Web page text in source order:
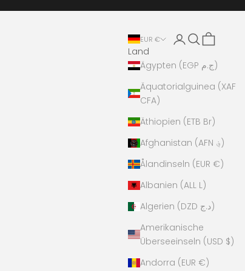
EUR €
Land
Ägypten (EGP ج.م)
Äquatorialguinea (XAF
CFA)
Äthiopien (ETB Br)
Afghanistan (AFN ؋)
Ålandinseln (EUR €)
Albanien (ALL L)
Algerien (DZD د.ج)
Amerikanische
Überseeinseln (USD $)
Andorra (EUR €)
Anmelden
Suchen